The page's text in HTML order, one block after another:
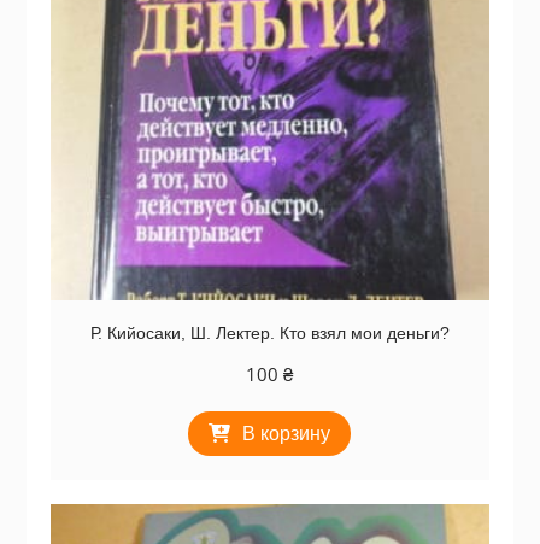
Р. Кийосаки, Ш. Лектер. Кто взял мои деньги?
100₴
В корзину